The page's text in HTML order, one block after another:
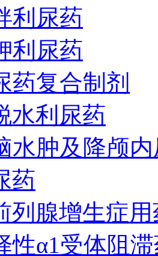
利尿药
利尿药
药复合制剂
水利尿药
水肿及降颅
药
列腺增生症
性α1受体阻